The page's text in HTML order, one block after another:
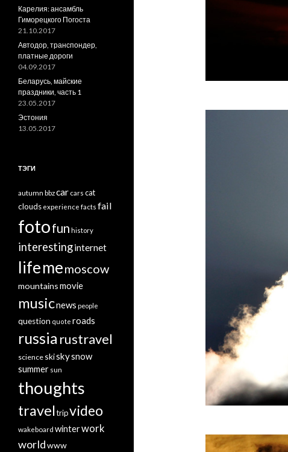
Карелия: ансамбль
Гиморецкого Погоста
21.10.2017
Автодор, транспондер,
платные дороги
04.09.2017
Беларусь, майские
праздники, часть 1
23.05.2017
Эстония
13.05.2017
ТЭГИ
autumn bbzcar cars cat
clouds experience facts fail
fotofun history
interestinginternet
lifememoscow
mountainsmovie
musicnews people
question quote roads
russia rustravel
science skiskysnow
summer sun
thoughts
traveltripvideo
wakeboard winterwork
worldwww